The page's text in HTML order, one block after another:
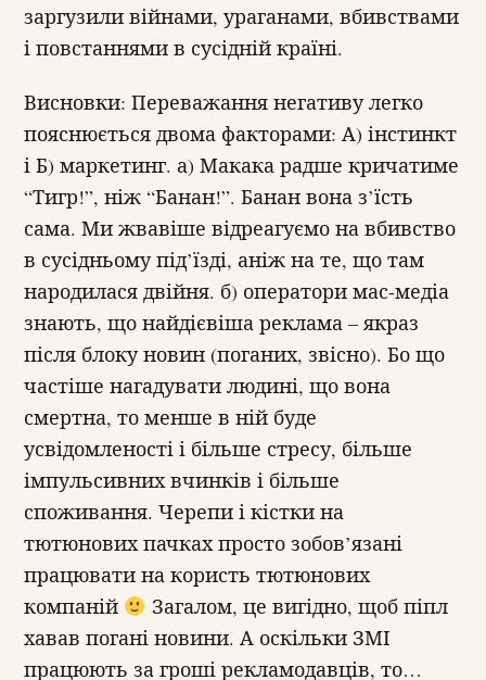
заргузили війнами, ураганами, вбивствами
і повстаннями в сусідній країні.
Висновки: Переважання негативу легко
пояснюється двома факторами: А) інстинкт
і Б) маркетинг. а) Макака радше кричатиме
“Тигр!”, ніж “Банан!”. Банан вона з’їсть
сама. Ми жвавіше відреагуємо на вбивство
в сусідньому під’їзді, аніж на те, що там
народилася двійня. б) оператори мас-медіа
знають, що найдієвіша реклама – якраз
після блоку новин (поганих, звісно). Бо що
частіше нагадувати людині, що вона
смертна, то менше в ній буде
усвідомленості і більше стресу, більше
імпульсивних вчинків і більше
споживання. Черепи і кістки на
тютюнових пачках просто зобов’язані
працювати на користь тютюнових
компаній
Загалом, це вигідно, щоб піпл
хавав погані новини. А оскільки ЗМІ
працюють за гроші рекламодавців, то…